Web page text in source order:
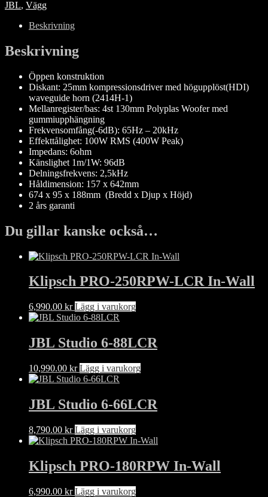
mängd
JBL, Vägg
Beskrivning
Beskrivning
Öppen konstruktion
Diskant: 25mm kompressionsdriver med högupplöst(HDI)
waveguide horn (2414H-1)
Mellanregister/bas: 4st 130mm Polyplas Woofer med
gummiupphängning
Frekvensomfång(-6dB): 65Hz – 20kHz
Effekttålighet: 100W RMS (400W Peak)
Impedans: 6ohm
Känslighet 1m/1W: 96dB
Delningsfrekvens: 2,5kHz
Håldimension: 157 x 642mm
674 x 95 x 188mm (Bredd x Djup x Höjd)
2 års garanti
Du gillar kanske också…
Klipsch PRO-250RPW-LCR In-Wall
6,990.00 kr Lägg i varukorg
JBL Studio 6-88LCR
10,990.00 kr Lägg i varukorg
JBL Studio 6-66LCR
8,790.00 kr Lägg i varukorg
Klipsch PRO-180RPW In-Wall
6,990.00 kr Lägg i varukorg